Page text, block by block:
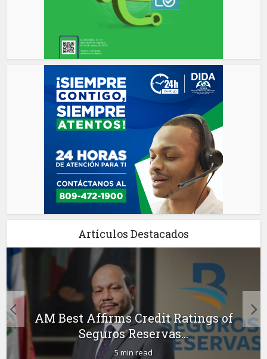
Artículos Destacados
AM Best Affirms Credit Ratings of
Seguros Reservas...
5 min read